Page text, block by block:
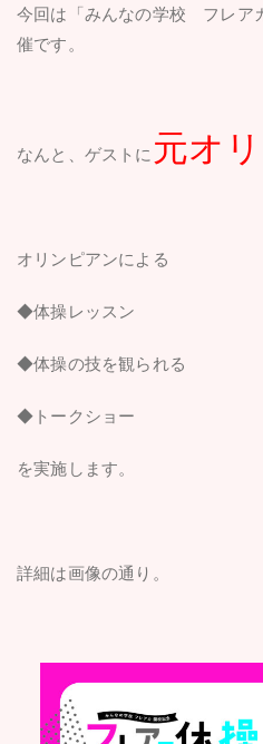
今回は「みんなの学校 フレア
催です。
なんと、ゲストに 元オ
オリンピアンによる
◆体操レッスン
◆体操の技を観られる
◆トークショー
を実施します。
詳細は画像の通り。